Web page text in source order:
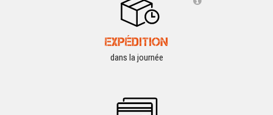
EXPÉDITION
dans la journée